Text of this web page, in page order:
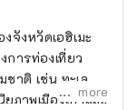
จังหวัดเอฮิเมะ
ารท่องเที่ยว
าติ เช่น ทะเล
ภาพเมืองเก่าและ
more